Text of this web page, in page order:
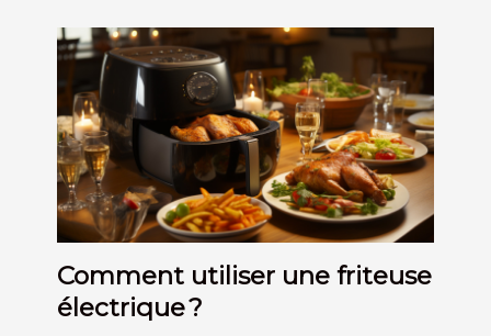
Comment utiliser une friteuse
électrique ?